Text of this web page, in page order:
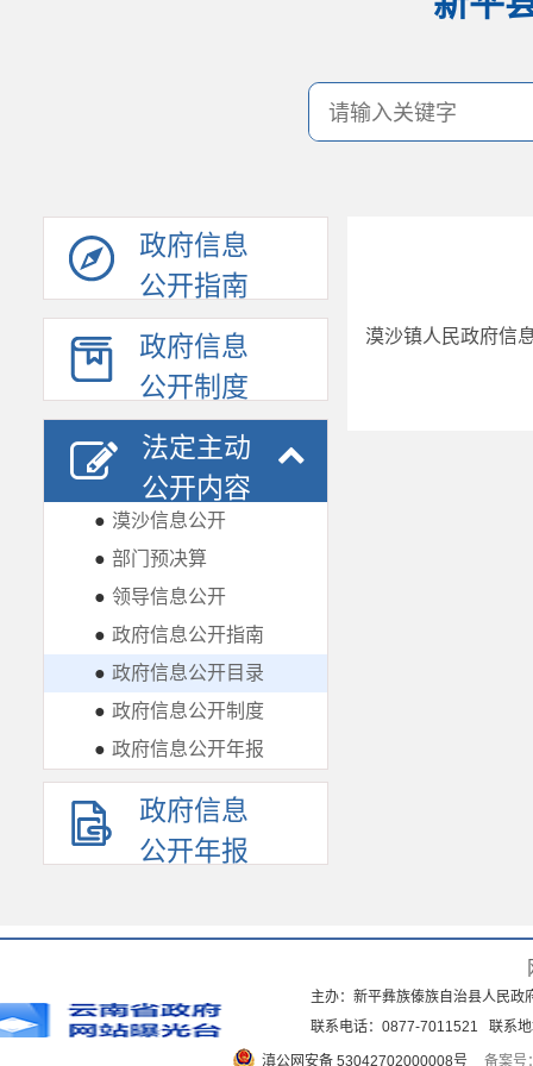
政府信息
公开指南
政府信息
公开制度
法定主动
公开内容
● 漠沙信息公开
● 部门预决算
● 领导信息公开
● 政府信息公开指南
● 政府信息公开目录
● 政府信息公开制度
● 政府信息公开年报
政府信息
公开年报
漠沙镇人民政府信
主办：新平彝族傣族自治县人民
联系电话：0877-7011521 联系
滇公网安备 53042702000008号 备案号